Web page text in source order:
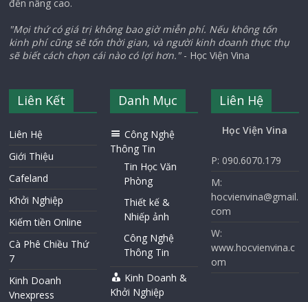
đến nâng cao.
"Mọi thứ có giá trị không bao giờ miễn phí. Nếu không tốn
kinh phí cũng sẽ tốn thời gian, và người kinh doanh thực thụ
sẽ biết cách chọn cái nào có lợi hơn."- Học Viện Vina
Liên Kết
Liên Hệ
Giới Thiệu
Cafeland
Khởi Nghiệp
Kiếm tiền Online
Cà Phê Chiều Thứ
7
Kinh Doanh
Vnexpress
Danh Mục
Công Nghệ
Thông Tin
Tin Học Văn
Phòng
Thiết kế &
Nhiếp ảnh
Công Nghệ
Thông Tin
Kinh Doanh &
Khởi Nghiệp
Liên Hệ
Học Viện Vina
P: 090.6070.179
M:
hocvienvina@gmail.
com
W:
www.hocvienvina.c
om